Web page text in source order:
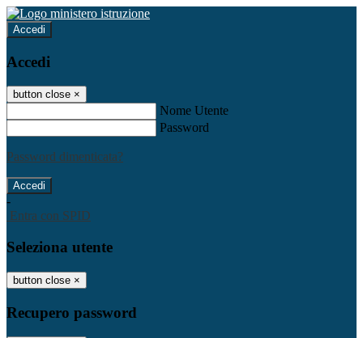
Accedi
Accedi
button close ×
Nome Utente
Password
Password dimenticata?
-
Entra con SPID
Seleziona utente
button close ×
Recupero password